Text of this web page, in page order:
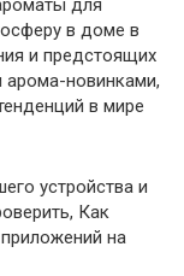
для
в доме в
и предстоящих
арома-новинками,
в мире
устройства и
Как
на